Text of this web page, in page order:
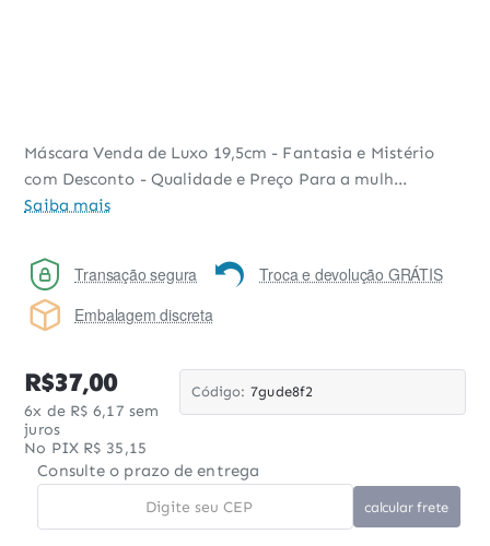
Máscara Venda de Luxo 19,5cm - Fantasia e Mistério
com Desconto - Qualidade e Preço Para a mulh...
Saiba mais
Transação segura
Troca e devolução GRÁTIS
Embalagem discreta
R$37,00
6x de R$ 6,17 sem
juros
No PIX R$ 35,15
Código: 7gude8f2
Consulte o prazo de entrega